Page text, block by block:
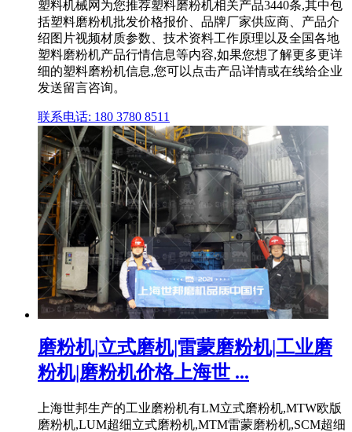
塑料机械网为您推荐塑料磨粉机相关产品3440条,其中包
括塑料磨粉机批发价格报价、品牌厂家供应商、产品介
绍图片视频材质参数、技术资料工作原理以及全国各地
塑料磨粉机产品行情信息等内容,如果您想了解更多更详
细的塑料磨粉机信息,您可以点击产品详情或在线给企业
发送留言咨询。
联系电话: 180 3780 8511
磨粉机|立式磨机|雷蒙磨粉机|工业磨
粉机|磨粉机价格上海世 ...
上海世邦生产的工业磨粉机有LM立式磨粉机,MTW欧版
磨粉机,LUM超细立式磨粉机,MTM雷蒙磨粉机,SCM超细